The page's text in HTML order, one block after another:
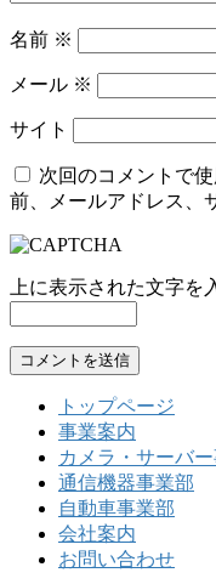
名前 ※
メール ※
サイト
次回のコメントで
前、メールアドレス、
上に表示された文字を
トップページ
事業案内
カメラ・サーバ
通信機器事業部
自動車事業部
会社案内
お問い合わせ